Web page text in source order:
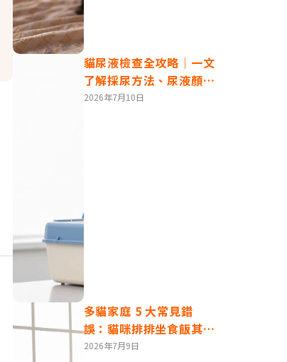
貓尿液檢查全攻略｜一文
了解採尿方法、尿液顏色
判讀及檢查費用
2026年7月10日
多貓家庭 5 大常見錯
誤：貓咪排排坐食飯其實
超大壓力？
2026年7月9日